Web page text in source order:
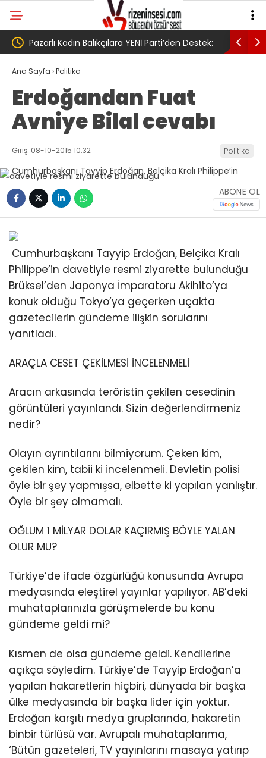
Destek: AV. Süzen “Meclis’e gelen Çerçeve
Yasa Türkiye’de yeni bir başlangıç için
umudumuzun fidesi olmuştur”
Ana Sayfa ›Politika
Erdoğandan Fuat
Avniye Bilal cevabı
Giriş: 08-10-2015 10:32 Politika
ABONE OL
Cumhurbaşkanı Tayyip Erdoğan, Belçika Kralı
Philippe’in davetiyle resmi ziyarette bulunduğu
Brüksel’den Japonya İmparatoru Akihito’ya
konuk olduğu Tokyo’ya geçerken uçakta
gazetecilerin gündeme ilişkin sorularını
yanıtladı.
ARAÇLA CESET ÇEKİLMESİ İNCELENMELİ
Aracın arkasında teröristin çekilen cesedinin
görüntüleri yayınlandı. Sizin değerlendirmeniz
nedir?
Olayın ayrıntılarını bilmiyorum. Çeken kim,
çekilen kim, tabii ki incelenmeli. Devletin polisi
öyle bir şey yapmışsa, elbette ki yapılan yanlıştır.
Öyle bir şey olmamalı.
OĞLUM 1 MİLYAR DOLAR KAÇIRMIŞ BÖYLE YALAN
OLUR MU?
Türkiye’de ifade özgürlüğü konusunda Avrupa
medyasında eleştirel yayınlar yapılıyor. AB’deki
muhataplarınızla görüşmelerde bu konu
gündeme geldi mi?
Kısmen de olsa gündeme geldi. Kendilerine
açıkça söyledim. Türkiye’de Tayyip Erdoğan’a
yapılan hakaretlerin hiçbiri, dünyada bir başka
ülke medyasında bir başka lider için yoktur.
Erdoğan karşıtı medya gruplarında, hakaretin
binbir türlüsü var. Avrupalı muhataplarıma,
‘Bütün gazeteleri, TV yayınlarını masaya yatırıp